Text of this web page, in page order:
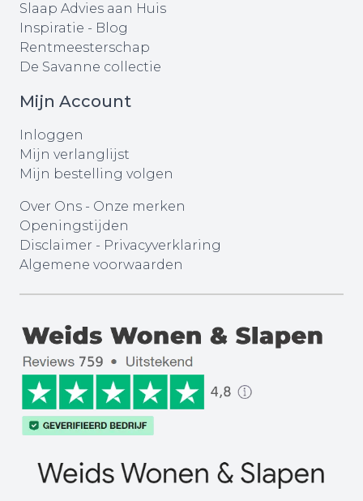
Slaap Advies aan Huis
Inspiratie - Blog
Rentmeesterschap
De Savanne collectie
Mijn Account
Inloggen
Mijn verlanglijst
Mijn bestelling volgen
Over Ons - Onze merken
Openingstijden
Disclaimer - Privacyverklaring
Algemene voorwaarden